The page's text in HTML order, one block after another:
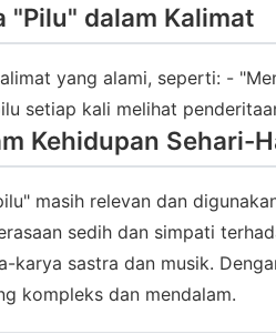
"Pilu" dalam Kalimat
yang alami, seperti: -
setiap kali melihat
Kehidupan Sehari-
masih relevan dan
sedih dan simpati
karya sastra dan musik.
kompleks dan mendalam.